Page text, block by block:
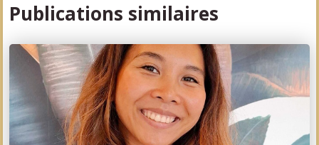
Publications similaires